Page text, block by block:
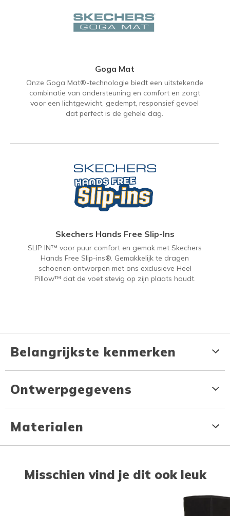
Goga Mat
Onze Goga Mat®-technologie biedt een uitstekende
combinatie van ondersteuning en comfort en zorgt
voor een lichtgewicht, gedempt, responsief gevoel
dat perfect is de gehele dag.
Skechers Hands Free Slip-Ins
SLIP IN™ voor puur comfort en gemak met Skechers
Hands Free Slip-ins®. Gemakkelijk te dragen
schoenen ontworpen met ons exclusieve Heel
Pillow™ dat de voet stevig op zijn plaats houdt.
Belangrijkste kenmerken
Ontwerpgegevens
Materialen
Misschien vind je dit ook leuk